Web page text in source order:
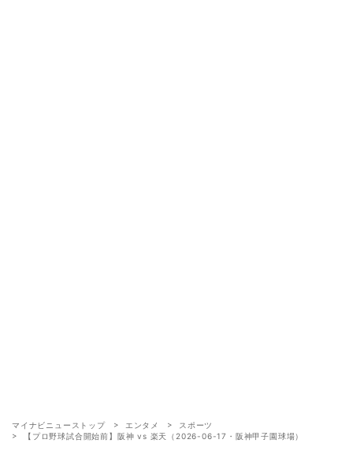
マイナビニューストップ エンタメ
スポーツ
【プロ野球試合開始前】阪神 vs 楽天（2026-06-17・阪神甲子園球場）